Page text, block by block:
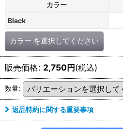
カラー
Black
カラー を選択してください
販売価格: 2,750円(税込)
数量:
返品特約に関する重要事項